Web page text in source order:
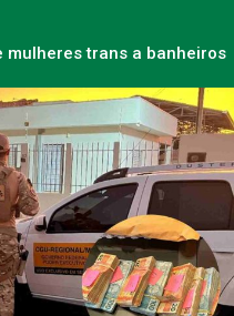
mulheres trans a banheiros